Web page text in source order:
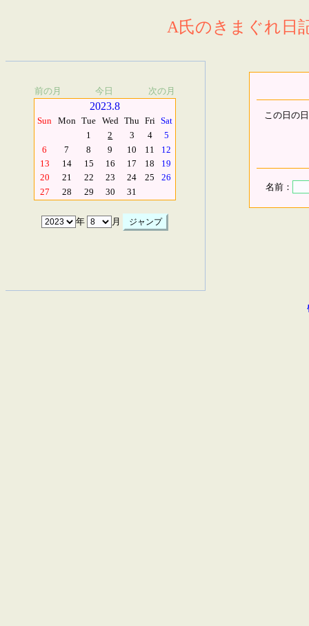
A氏のきまぐれ日
前の月 今日 次の月
2023.8
Sun Mon Tue Wed Thu Fri Sat
1
2 3 4
5
6
7 8 9 10 11
12
13
14 15 16 17 18
19
20
21 22 23 24 25
26
27
28 29 30 31
年 月
この日の
名前：